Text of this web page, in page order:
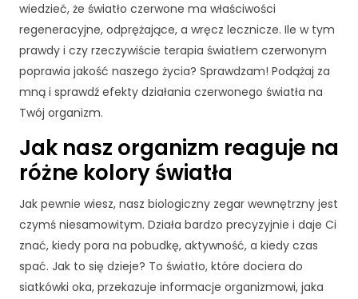
wiedzieć, że światło czerwone ma właściwości
regeneracyjne, odprężające, a wręcz lecznicze. Ile w tym
prawdy i czy rzeczywiście terapia światłem czerwonym
poprawia jakość naszego życia? Sprawdzam! Podążaj za
mną i sprawdź efekty działania czerwonego światła na
Twój organizm.
Jak nasz organizm reaguje na
różne kolory światła
Jak pewnie wiesz, nasz biologiczny zegar wewnętrzny jest
czymś niesamowitym. Działa bardzo precyzyjnie i daje Ci
znać, kiedy pora na pobudkę, aktywność, a kiedy czas
spać. Jak to się dzieje? To światło, które dociera do
siatkówki oka, przekazuje informacje organizmowi, jaka